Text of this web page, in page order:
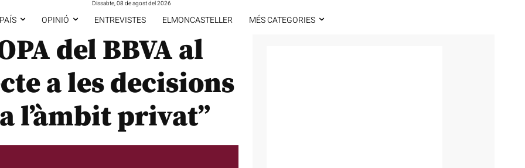
Dissabte, 08 de agost del 2026
OPINIÓ ENTREVISTES ELMONCASTELLER MÉS CATEGORIES
del BBVA al
a les decisions
l’àmbit privat”